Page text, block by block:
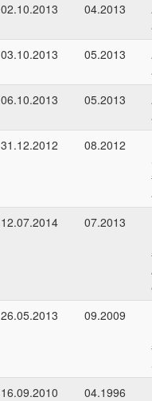
02.10.2013
04.2013
03.10.2013
05.2013
06.10.2013
05.2013
31.12.2012
08.2012
12.07.2014
07.2013
26.05.2013
09.2009
16.09.2010
04.1996